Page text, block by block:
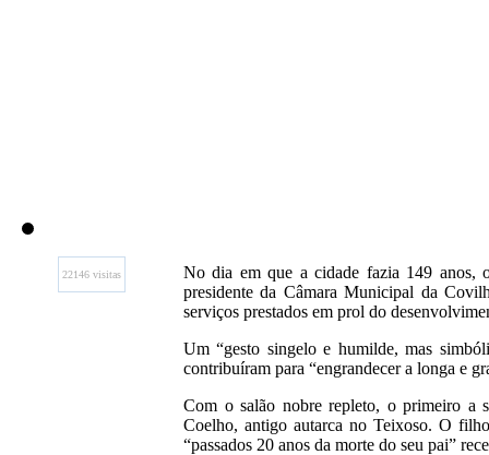
22146 visitas
No dia em que a cidade fazia 149 anos,
presidente da Câmara Municipal da
serviços prestados em prol do
Um “gesto singelo e humilde, mas
contribuíram para “engrandecer a longa e
Com o salão nobre repleto, o primeiro a
Coelho, antigo autarca no Teixoso. O
“passados 20 anos da morte do seu pai”